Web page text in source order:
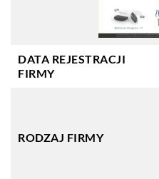
DATA REJESTRACJI
FIRMY
RODZAJ FIRMY